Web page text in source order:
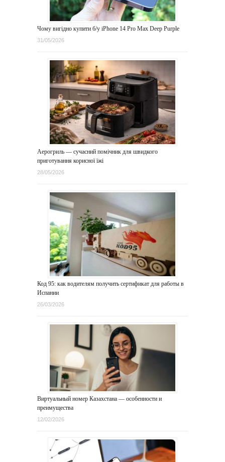
Чому вигідно купити б/у iPhone 14 Pro Max Deep Purple
31/05/2026
Аерогриль — сучасний помічник для швидкого
приготування корисної їжі
28/05/2026
Код 95: как водителям получить сертификат для работы в
Испании
26/03/2026
Виртуальный номер Казахстана — особенности и
преимущества
12/02/2026